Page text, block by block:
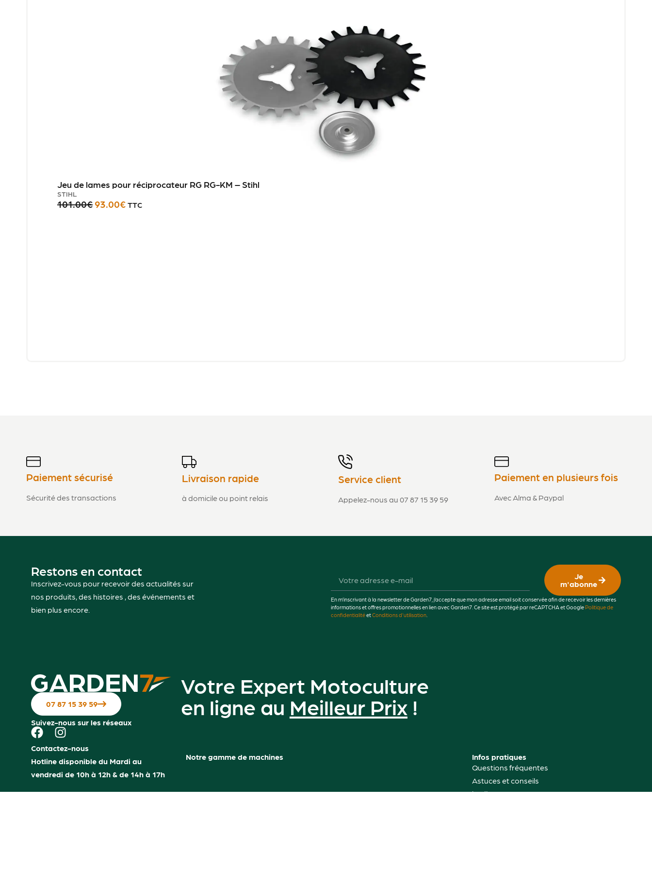
Jeu de lames pour réciprocateur RG RG-KM – Stihl
STIHL
101.00€ 93.00€ TTC
Paiement sécurisé
Sécurité des transactions
Livraison rapide
à domicile ou point relais
Service client
Appelez-nous au 07 87 15 39 59
Paiement en plusieurs fois
Avec Alma & Paypal
Restons en contact
Inscrivez-vous pour recevoir des actualités sur
nos produits, des histoires , des événements et
bien plus encore.
Je
m'abonne
En m’inscrivant à la newsletter de Garden7, j’accepte que mon adresse email soit conservée afin de recevoir les dernières
informations et offres promotionnelles en lien avec Garden7. Ce site est protégé par reCAPTCHA et GooglePolitique de
confidentialitéetConditions d'utilisation
07 87 15 39 59
Suivez-nous sur les réseaux
Contactez-nous
Hotline disponible du Mardi au
vendredi de 10h à 12h & de 14h à 17h
Votre Expert Motoculture
en ligne au Meilleur Prix!
Notre gamme de machines
Infos pratiques
Questions fréquentes
Astuces et conseils
jardinage